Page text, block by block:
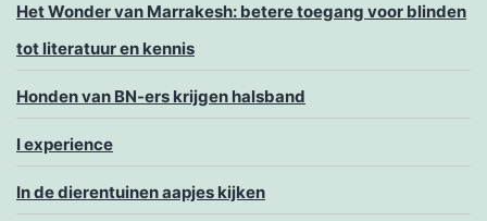
Het Wonder van Marrakesh: betere toegang voor blinden
tot literatuur en kennis
Honden van BN-ers krijgen halsband
I experience
In de dierentuinen aapjes kijken